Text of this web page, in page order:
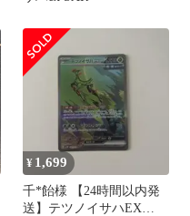
¥ 1,699
千*飴様 【24時間以内発
送】テツノイサハEX